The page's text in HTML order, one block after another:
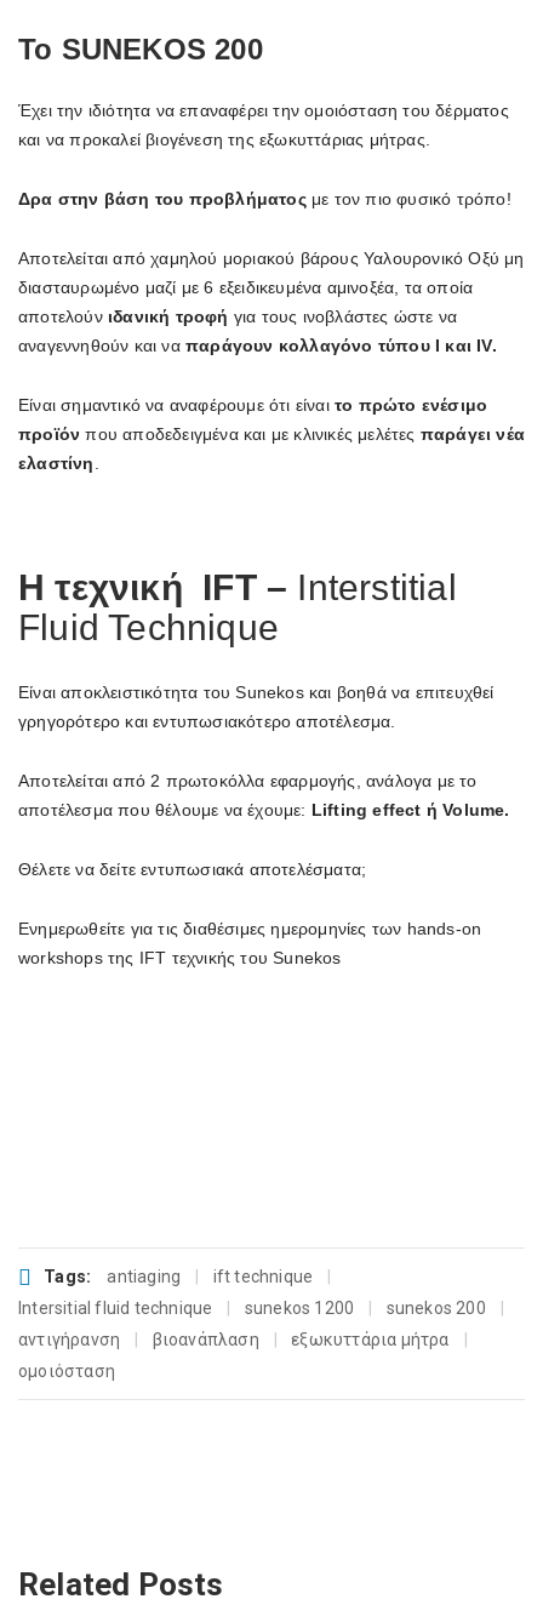
Το SUNEKOS 200
Έχει την ιδιότητα να επαναφέρει την ομοιόσταση του δέρματος
και να προκαλεί βιογένεση της εξωκυττάριας μήτρας.
Δρα στην βάση του προβλήματοςμε τον πιο φυσικό τρόπο!
Αποτελείται από χαμηλού μοριακού βάρους Υαλουρονικό Οξύ μη
διασταυρωμένο μαζί με 6 εξειδικευμένα αμινοξέα, τα οποία
αποτελούν ιδανική τροφή για τους ινοβλάστες ώστε να
αναγεννηθούν και να παράγουν κολλαγόνο τύπου Ι και ΙV.
Είναι σημαντικό να αναφέρουμε ότι είναι το πρώτο ενέσιμο
προϊόν που αποδεδειγμένα και με κλινικές μελέτες παράγει νέα
ελαστίνη
H τεχνική IFT – Interstitial
Fluid Technique
Είναι αποκλειστικότητα του Sunekos και βοηθά να επιτευχθεί
γρηγορότερο και εντυπωσιακότερο αποτέλεσμα.
Αποτελείται από 2 πρωτοκόλλα εφαρμογής, ανάλογα με το
αποτέλεσμα που θέλουμε να έχουμε: Lifting effect ήVolume.
Θέλετε να δείτε εντυπωσιακά αποτελέσματα;
Ενημερωθείτε για τις διαθέσιμες ημερομηνίες των hands-on
workshops της IFT τεχνικής του Sunekos
Tags: antiaging
ift technique
Intersitial fluid technique
sunekos 1200
sunekos 200
αντιγήρανση
βιοανάπλαση
εξωκυττάρια μήτρα
ομοιόσταση
Related Posts